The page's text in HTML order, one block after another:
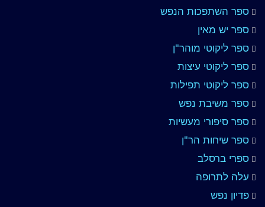
ספר השתפכות הנפש
ספר יש מאין
ספר ליקוטי מוהר"ן
ספר ליקוטי עיצות
ספר ליקוטי תפילות
ספר משיבת נפש
ספר סיפורי מעשיות
ספר שיחות הר"ן
ספרי ברסלב
עלה לתרופה
פדיון נפש